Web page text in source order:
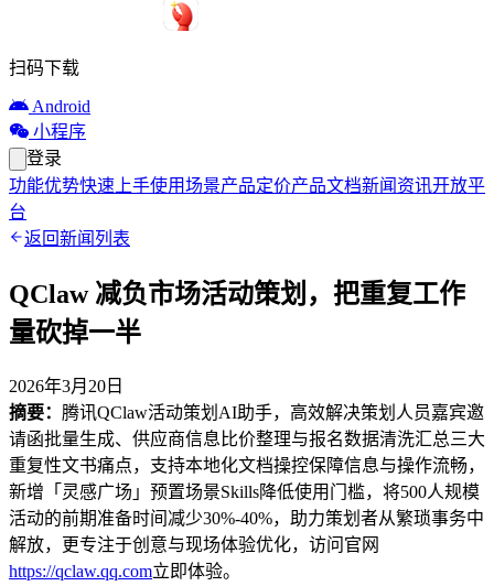
扫码下载
Android
小程序
登录
功能优势快速上手使用场景产品定价产品文档新闻资讯开放平
台
返回新闻列表
QClaw 减负市场活动策划，把重复工作
量砍掉一半
2026年3月20日
摘要： 腾讯QClaw活动策划AI助手，高效解决策划人员嘉宾邀
请函批量生成、供应商信息比价整理与报名数据清洗汇总三大
重复性文书痛点，支持本地化文档操控保障信息与操作流畅，
新增「灵感广场」预置场景Skills降低使用门槛，将500人规模
活动的前期准备时间减少30%-40%，助力策划者从繁琐事务中
解放，更专注于创意与现场体验优化，访问官网
https://qclaw.qq.com立即体验。